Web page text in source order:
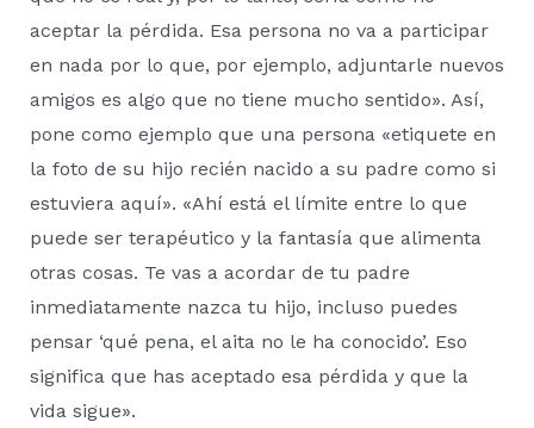
aceptar la pérdida. Esa persona no va a participar
en nada por lo que, por ejemplo, adjuntarle nuevos
amigos es algo que no tiene mucho sentido». Así,
pone como ejemplo que una persona «etiquete en
la foto de su hijo recién nacido a su padre como si
estuviera aquí». «Ahí está el límite entre lo que
puede ser terapéutico y la fantasía que alimenta
otras cosas. Te vas a acordar de tu padre
inmediatamente nazca tu hijo, incluso puedes
pensar ‘qué pena, el aita no le ha conocido’. Eso
significa que has aceptado esa pérdida y que la
vida sigue».